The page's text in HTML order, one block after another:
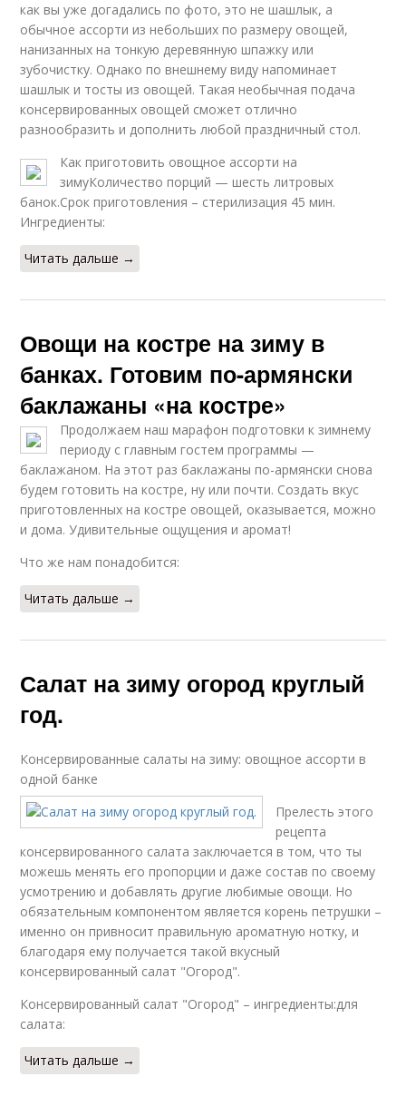
как вы уже догадались по фото, это не шашлык, а
обычное ассорти из небольших по размеру овощей,
нанизанных на тонкую деревянную шпажку или
зубочистку. Однако по внешнему виду напоминает
шашлык и тосты из овощей. Такая необычная подача
консервированных овощей сможет отлично
разнообразить и дополнить любой праздничный стол.
Как приготовить овощное ассорти на
зимуКоличество порций — шесть литровых
банок.Срок приготовления – стерилизация 45 мин.
Ингредиенты:
Читать дальше →
Овощи на костре на зиму в
банках. Готовим по-армянски
баклажаны «на костре»
Продолжаем наш марафон подготовки к зимнему
периоду с главным гостем программы —
баклажаном. На этот раз баклажаны по-армянски снова
будем готовить на костре, ну или почти. Создать вкус
приготовленных на костре овощей, оказывается, можно
и дома. Удивительные ощущения и аромат!
Что же нам понадобится:
Читать дальше →
Салат на зиму огород круглый
год.
Консервированные салаты на зиму: овощное ассорти в
одной банке
Прелесть этого
рецепта
консервированного салата заключается в том, что ты
можешь менять его пропорции и даже состав по своему
усмотрению и добавлять другие любимые овощи. Но
обязательным компонентом является корень петрушки –
именно он привносит правильную ароматную нотку, и
благодаря ему получается такой вкусный
консервированный салат "Огород".
Консервированный салат "Огород" – ингредиенты:для
салата:
Читать дальше →